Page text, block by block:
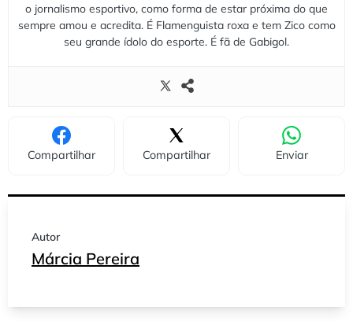
o jornalismo esportivo, como forma de estar próxima do que
sempre amou e acredita. É Flamenguista roxa e tem Zico como
seu grande ídolo do esporte. É fã de Gabigol.
Compartilhar Compartilhar Enviar
Autor
Márcia Pereira